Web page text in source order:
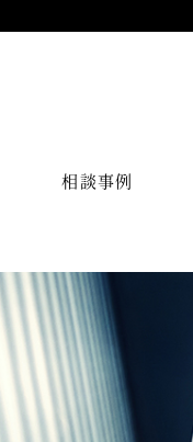
相談事例